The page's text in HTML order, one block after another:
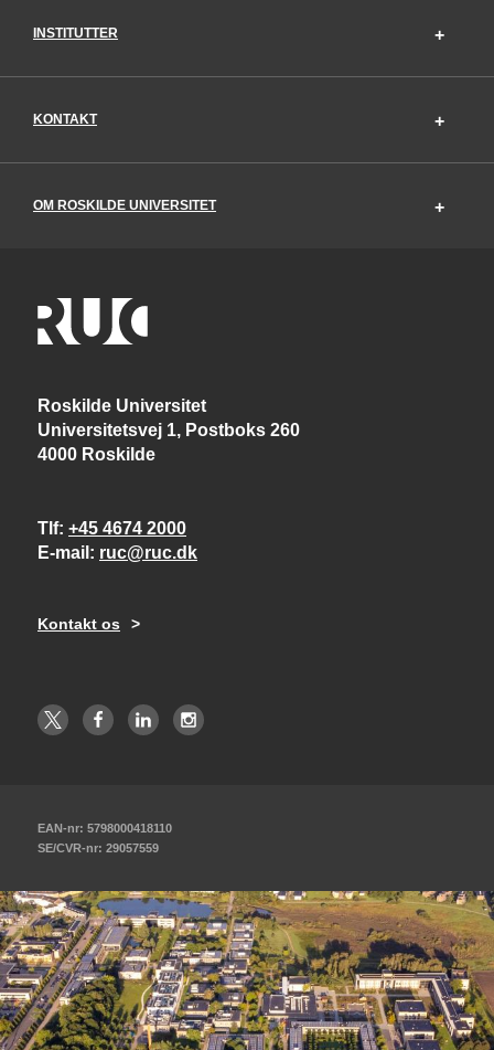
INSTITUTTER
KONTAKT
OM ROSKILDE UNIVERSITET
Roskilde Universitet
Universitetsvej 1, Postboks 260
4000 Roskilde
Tlf +45 4674 2000
E-mail
ruc@ruc.dk
Kontakt os
EAN-nr: 5798000418110
SE/CVR-nr: 29057559